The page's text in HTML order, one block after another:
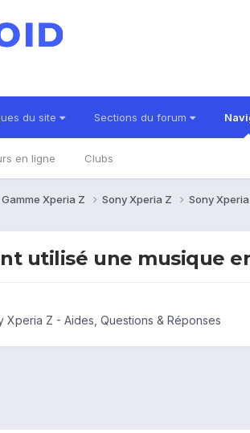
du site Sections du forum
en ligne Clubs
Gamme Xperia Z Sony Xperia Z Sony
utilisé une musique
Xperia Z - Aides, Questions & Réponses